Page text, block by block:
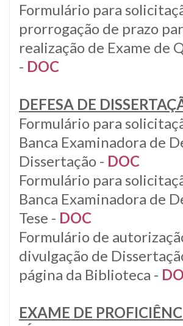
Formulário para
prorrogação de prazo
realização de Exame de
- DOC
DEFESA DE
Formulário para
Banca Examinadora de
Dissertação - DOC
Formulário para
Banca Examinadora de
Tese - DOC
Formulário de
divulgação de
página da Biblioteca -
EXAME DE